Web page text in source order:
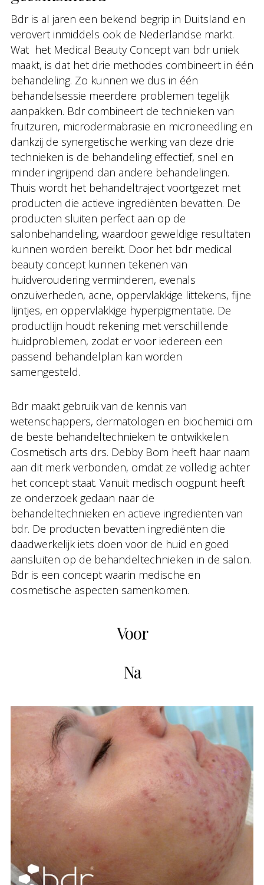
Bdr is al jaren een bekend begrip in Duitsland en
verovert inmiddels ook de Nederlandse markt.
Wat het Medical Beauty Concept van bdr uniek
maakt, is dat het drie methodes combineert in één
behandeling. Zo kunnen we dus in één
behandelsessie meerdere problemen tegelijk
aanpakken. Bdr combineert de technieken van
fruitzuren, microdermabrasie en microneedling en
dankzij de synergetische werking van deze drie
technieken is de behandeling effectief, snel en
minder ingrijpend dan andere behandelingen.
Thuis wordt het behandeltraject voortgezet met
producten die actieve ingrediënten bevatten. De
producten sluiten perfect aan op de
salonbehandeling, waardoor geweldige resultaten
kunnen worden bereikt. Door het bdr medical
beauty concept kunnen tekenen van
huidveroudering verminderen, evenals
onzuiverheden, acne, oppervlakkige littekens, fijne
lijntjes, en oppervlakkige hyperpigmentatie. De
productlijn houdt rekening met verschillende
huidproblemen, zodat er voor iedereen een
passend behandelplan kan worden
samengesteld.
Bdr maakt gebruik van de kennis van
wetenschappers, dermatologen en biochemici om
de beste behandeltechnieken te ontwikkelen.
Cosmetisch arts drs. Debby Bom heeft haar naam
aan dit merk verbonden, omdat ze volledig achter
het concept staat. Vanuit medisch oogpunt heeft
ze onderzoek gedaan naar de
behandeltechnieken en actieve ingrediënten van
bdr. De producten bevatten ingrediënten die
daadwerkelijk iets doen voor de huid en goed
aansluiten op de behandeltechnieken in de salon.
Bdr is een concept waarin medische en
cosmetische aspecten samenkomen.
Voor
Na